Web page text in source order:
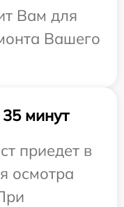
Вам для
Вашего
минут
приедет в
осмотра